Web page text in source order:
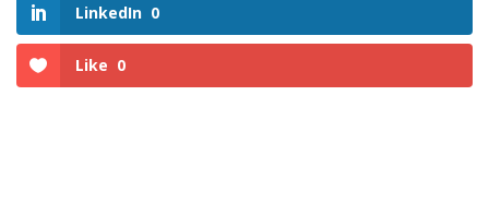
LinkedIn 0
Like 0